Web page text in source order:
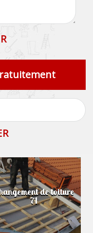
de toiture
71